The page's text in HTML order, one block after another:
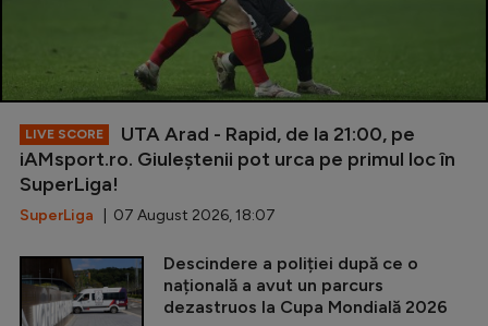
LIVE SCORE
UTA Arad - Rapid, de la 21:00, pe
iAMsport.ro. Giuleștenii pot urca pe primul loc în
SuperLiga!
SuperLiga | 07 August 2026, 18:07
Descindere a poliției după ce o
națională a avut un parcurs
dezastruos la Cupa Mondială 2026